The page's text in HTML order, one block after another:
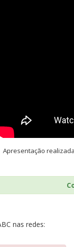
Apresentação
nas redes: